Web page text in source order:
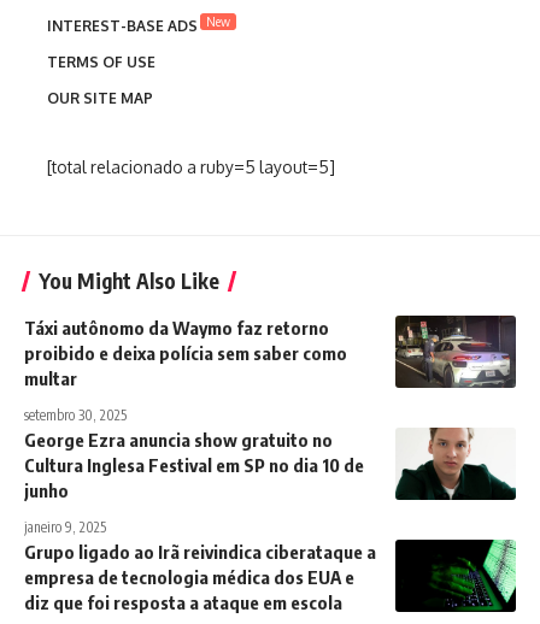
INTEREST-BASE ADS
New
TERMS OF USE
OUR SITE MAP
[total relacionado a ruby=5 layout=5]
You Might Also Like
Táxi autônomo da Waymo faz retorno
proibido e deixa polícia sem saber como
multar
setembro 30, 2025
George Ezra anuncia show gratuito no
Cultura Inglesa Festival em SP no dia 10 de
junho
janeiro 9, 2025
Grupo ligado ao Irã reivindica ciberataque a
empresa de tecnologia médica dos EUA e
diz que foi resposta a ataque em escola